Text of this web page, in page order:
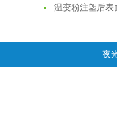
温变粉大批量夜